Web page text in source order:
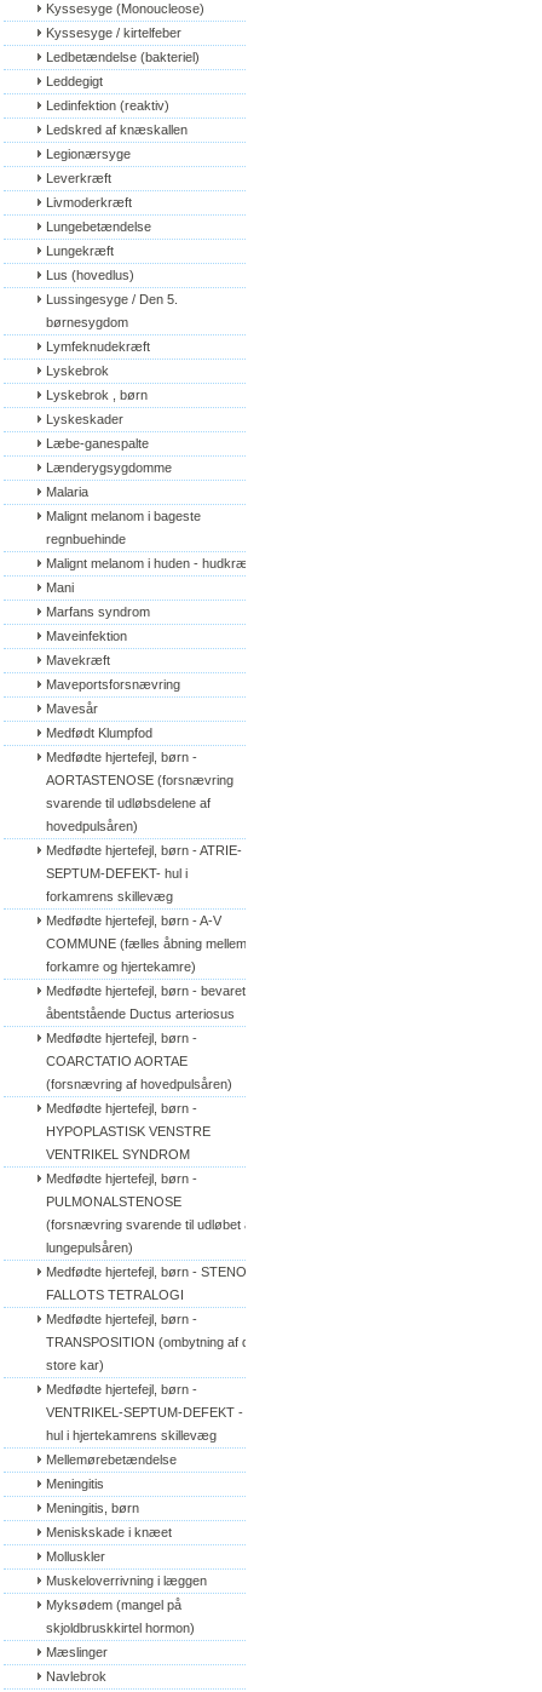
Kyssesyge (Monoucleose)
Kyssesyge / kirtelfeber
Ledbetændelse (bakteriel)
Leddegigt
Ledinfektion (reaktiv)
Ledskred af knæskallen
Legionærsyge
Leverkræft
Livmoderkræft
Lungebetændelse
Lungekræft
Lus (hovedlus)
Lussingesyge / Den 5.
børnesygdom
Lymfeknudekræft
Lyskebrok
Lyskebrok , børn
Lyskeskader
Læbe-ganespalte
Lænderygsygdomme
Malaria
Malignt melanom i bageste
regnbuehinde
Malignt melanom i huden - hudkræft
Mani
Marfans syndrom
Maveinfektion
Mavekræft
Maveportsforsnævring
Mavesår
Medfødt Klumpfod
Medfødte hjertefejl, børn -
AORTASTENOSE (forsnævring
svarende til udløbsdelene af
hovedpulsåren)
Medfødte hjertefejl, børn - ATRIE-
SEPTUM-DEFEKT- hul i
forkamrens skillevæg
Medfødte hjertefejl, børn - A-V
COMMUNE (fælles åbning mellem
forkamre og hjertekamre)
Medfødte hjertefejl, børn - bevaret/
åbentstående Ductus arteriosus
Medfødte hjertefejl, børn -
COARCTATIO AORTAE
(forsnævring af hovedpulsåren)
Medfødte hjertefejl, børn -
HYPOPLASTISK VENSTRE
VENTRIKEL SYNDROM
Medfødte hjertefejl, børn -
PULMONALSTENOSE
(forsnævring svarende til udløbet af
lungepulsåren)
Medfødte hjertefejl, børn - STENO
FALLOTS TETRALOGI
Medfødte hjertefejl, børn -
TRANSPOSITION (ombytning af de
store kar)
Medfødte hjertefejl, børn -
VENTRIKEL-SEPTUM-DEFEKT -
hul i hjertekamrens skillevæg
Mellemørebetændelse
Meningitis
Meningitis, børn
Meniskskade i knæet
Molluskler
Muskeloverrivning i læggen
Myksødem (mangel på
skjoldbruskkirtel hormon)
Mæslinger
Navlebrok